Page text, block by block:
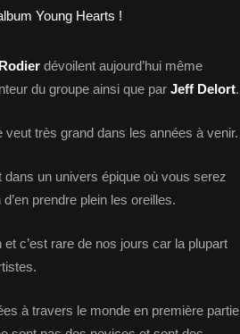
dévoilent aujourd’hui même
du groupe ainsi que par Jeff Delort.
veut très grand dans les années à venir.
un univers épique où vous serez
prendre plein les oreilles.
c’est rare de nos jours car la plupart
à travers le monde en première partie